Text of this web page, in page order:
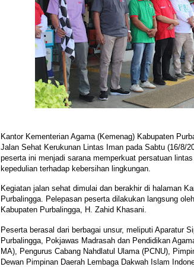
Kantor Kementerian Agama (Kemenag) Kabupaten
Jalan Sehat Kerukunan Lintas Iman pada Sabtu (16/8/
peserta ini menjadi sarana memperkuat persatuan
kepedulian terhadap kebersihan lingkungan.
Kegiatan jalan sehat dimulai dan berakhir di halaman
Purbalingga. Pelepasan peserta dilakukan langsung
Kabupaten Purbalingga, H. Zahid Khasani.
Peserta berasal dari berbagai unsur, meliputi Aparatur
Purbalingga, Pokjawas Madrasah dan Pendidikan
MA), Pengurus Cabang Nahdlatul Ulama (PCNU),
Dewan Pimpinan Daerah Lembaga Dakwah Islam